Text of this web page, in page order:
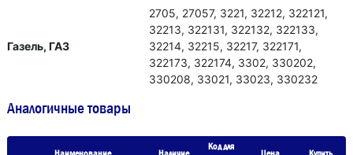
Газель, ГАЗ
2705, 27057, 3221, 32212, 322121,
32213, 322131, 322132, 322133,
32214, 32215, 32217, 322171,
322173, 322174, 3302, 330202,
330208, 33021, 33023, 330232
Аналогичные товары
Код для